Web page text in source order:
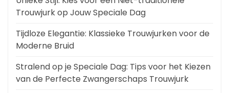
Trouwjurk op Jouw Speciale Dag
Tijdloze Elegantie: Klassieke Trouwjurken voor de
Moderne Bruid
Stralend op je Speciale Dag: Tips voor het Kiezen
van de Perfecte Zwangerschaps Trouwjurk